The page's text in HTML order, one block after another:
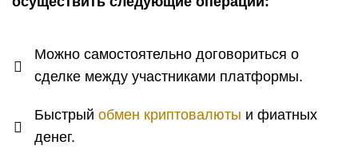
Можно самостоятельно договориться о
сделке между участниками платформы.
Быстрый обмен криптовалюты и фиатных
денег.